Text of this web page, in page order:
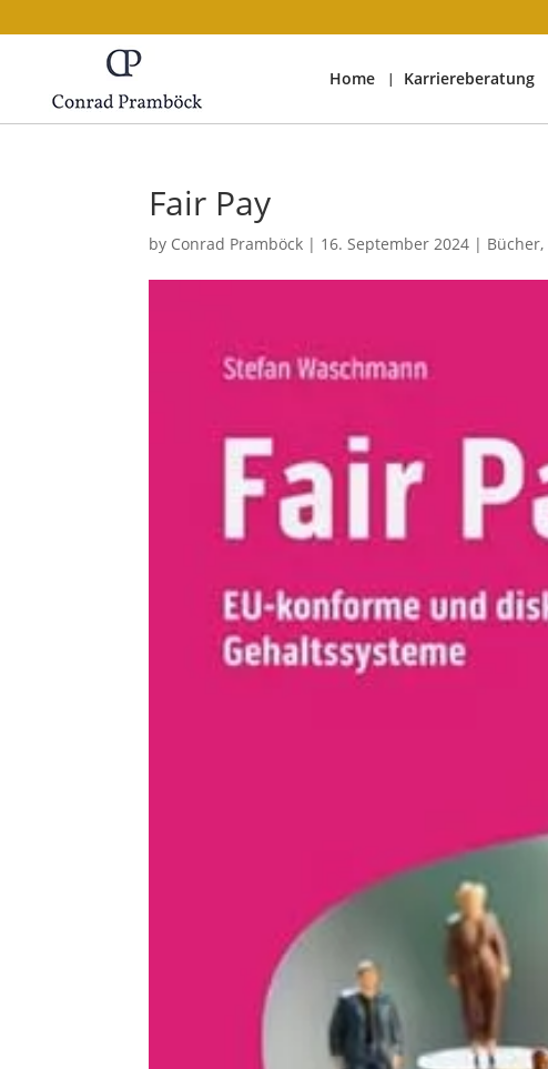
Home Karriereberatung
Fair Pay
by Conrad Pramböck | 16. September 2024 | Bücher,